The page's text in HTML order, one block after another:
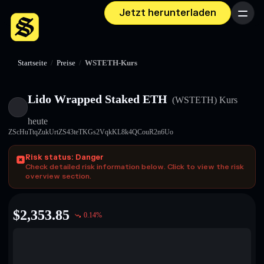
Jetzt herunterladen Menü
Startseite / Preise / WSTETH-Kurs
Lido Wrapped Staked ETH (WSTETH) Kurs
heute
ZScHuTtqZukUrtZS43teTKGs2VqkKL8k4QCouR2n6Uo
Risk status: Danger
Check detailed risk information below. Click to view the risk
overview section.
$2,353.85 0.14%